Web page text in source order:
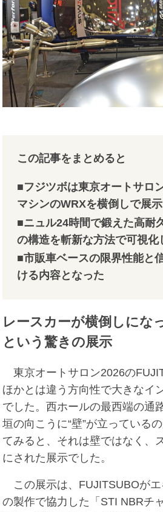
この記事をまとめると
■フジツボは東京オートサロ
マシンのWRXを横倒しで展示
■ニュル24時間で鍛えた高耐
の構造を斬新な方法で可視化
■市販車ベースの限界性能と
ける内容となった
レースカーが横倒しにな
という驚きの展示
東京オートサロン2026の
ほかとは違う方向性で大きなイ
でした。西ホールの最西端の通
垣の向こうに“壁”が立っている
てみると、それは壁ではなく、
にされた展示でした。
この展示は、FUJITSUBOが
の製作で協力した「STI NBRチ